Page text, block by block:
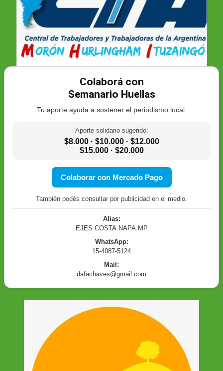
Colaborá con
Semanario Huellas
Tu aporte ayuda a sostener el periodismo local.
Aporte solidario sugerido:
$8.000 · $10.000 · $12.000
$15.000 · $20.000
Colaborar con Mercado Pago
También podés consultar por publicidad en el medio.
Alias:
EJES.COSTA.NAPA.MP
WhatsApp:
15-4087-5124
Mail:
dafachaves@gmail.com